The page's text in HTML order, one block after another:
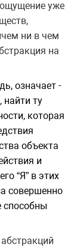
уже
ни в чем
на
означает -
найти ту
которая
объекта
и
“Я” в этих
совершенно
способны